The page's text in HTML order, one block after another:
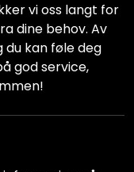
vi oss langt for
dine behov. Av
du kan føle deg
god service,